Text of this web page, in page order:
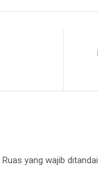
Ruas yang wajib ditandai